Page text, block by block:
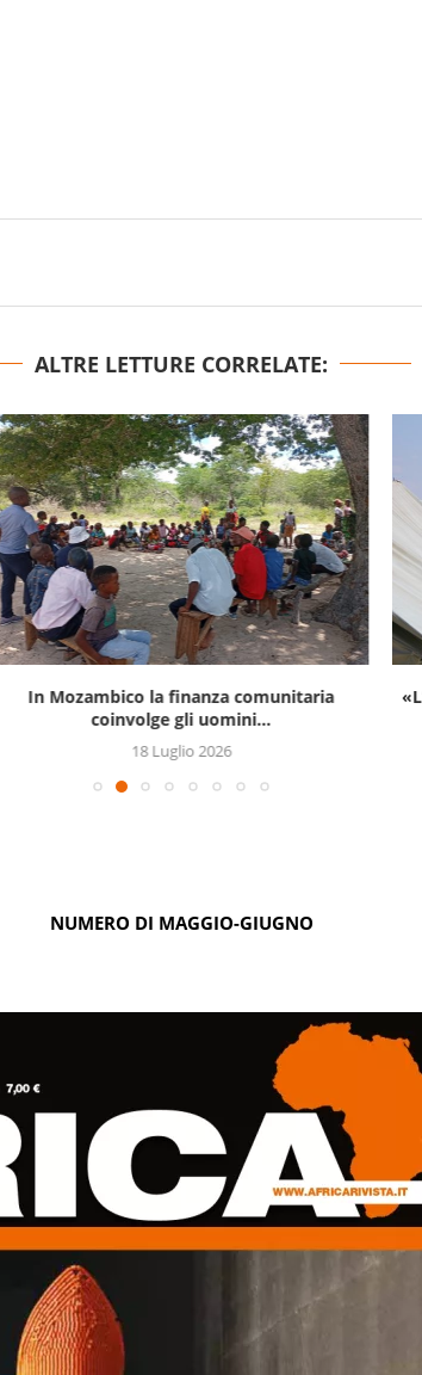
ALTRE LETTURE CORRELATE:
In Mozambico la finanza comunitaria
coinvolge gli uomini...
18 Luglio 2026
NUMERO DI MAGGIO-GIUGNO